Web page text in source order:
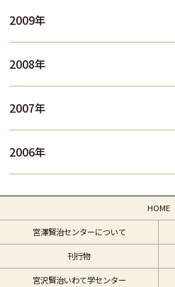
2009年
2008年
2007年
2006年
HOME
宮澤賢治センターについて
刊行物
宮沢賢治いわて学センター